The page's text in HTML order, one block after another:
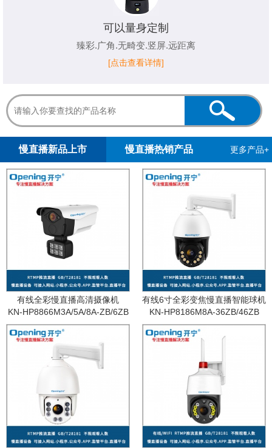
可以量身定制
臻彩.广角.无畸变.竖屏.远距离
[点击查看详情]
慢直播新品上市 慢直播热销产品 更多产品+
有线全彩慢直播高清摄像机
KN-HP8866M3A/5A/8A-ZB/6ZB
有线6寸全彩变焦慢直播智能球机
KN-HP8186M8A-36ZB/46ZB